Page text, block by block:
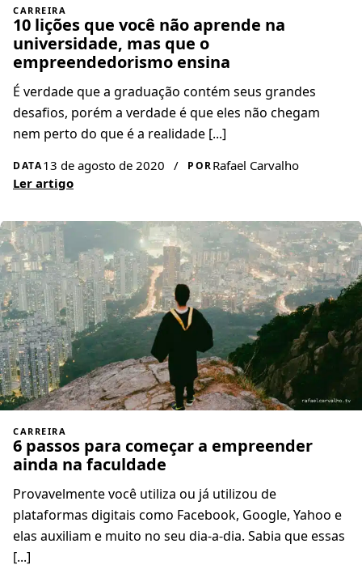
CARREIRA
10 lições que você não aprende na
universidade, mas que o
empreendedorismo ensina
É verdade que a graduação contém seus grandes
desafios, porém a verdade é que eles não chegam
nem perto do que é a realidade [...]
DATA13 de agosto de 2020 / PORRafael Carvalho
Ler artigo
CARREIRA
6 passos para começar a empreender
ainda na faculdade
Provavelmente você utiliza ou já utilizou de
plataformas digitais como Facebook, Google, Yahoo e
elas auxiliam e muito no seu dia-a-dia. Sabia que essas
[...]